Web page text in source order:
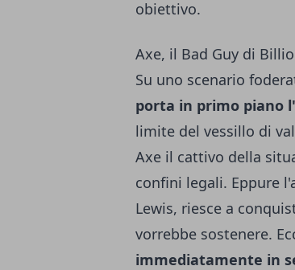
obiettivo.
Axe, il Bad Guy di
Su uno scenario
porta in primo piano
limite del vessillo di
Axe il cattivo della
confini legali. Eppure
Lewis, riesce a
vorrebbe sostenere.
immediatamente in